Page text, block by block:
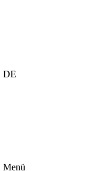
DE
Menü